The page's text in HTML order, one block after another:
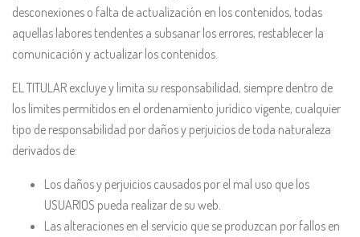
desconexiones o falta de actualización en los contenidos, todas
aquellas labores tendentes a subsanar los errores, restablecer la
comunicación y actualizar los contenidos.
EL TITULAR excluye y limita su responsabilidad, siempre dentro de
los límites permitidos en el ordenamiento jurídico vigente, cualquier
tipo de responsabilidad por daños y perjuicios de toda naturaleza
derivados de:
Los daños y perjuicios causados por el mal uso que los
USUARIOS pueda realizar de su web.
Las alteraciones en el servicio que se produzcan por fallos en